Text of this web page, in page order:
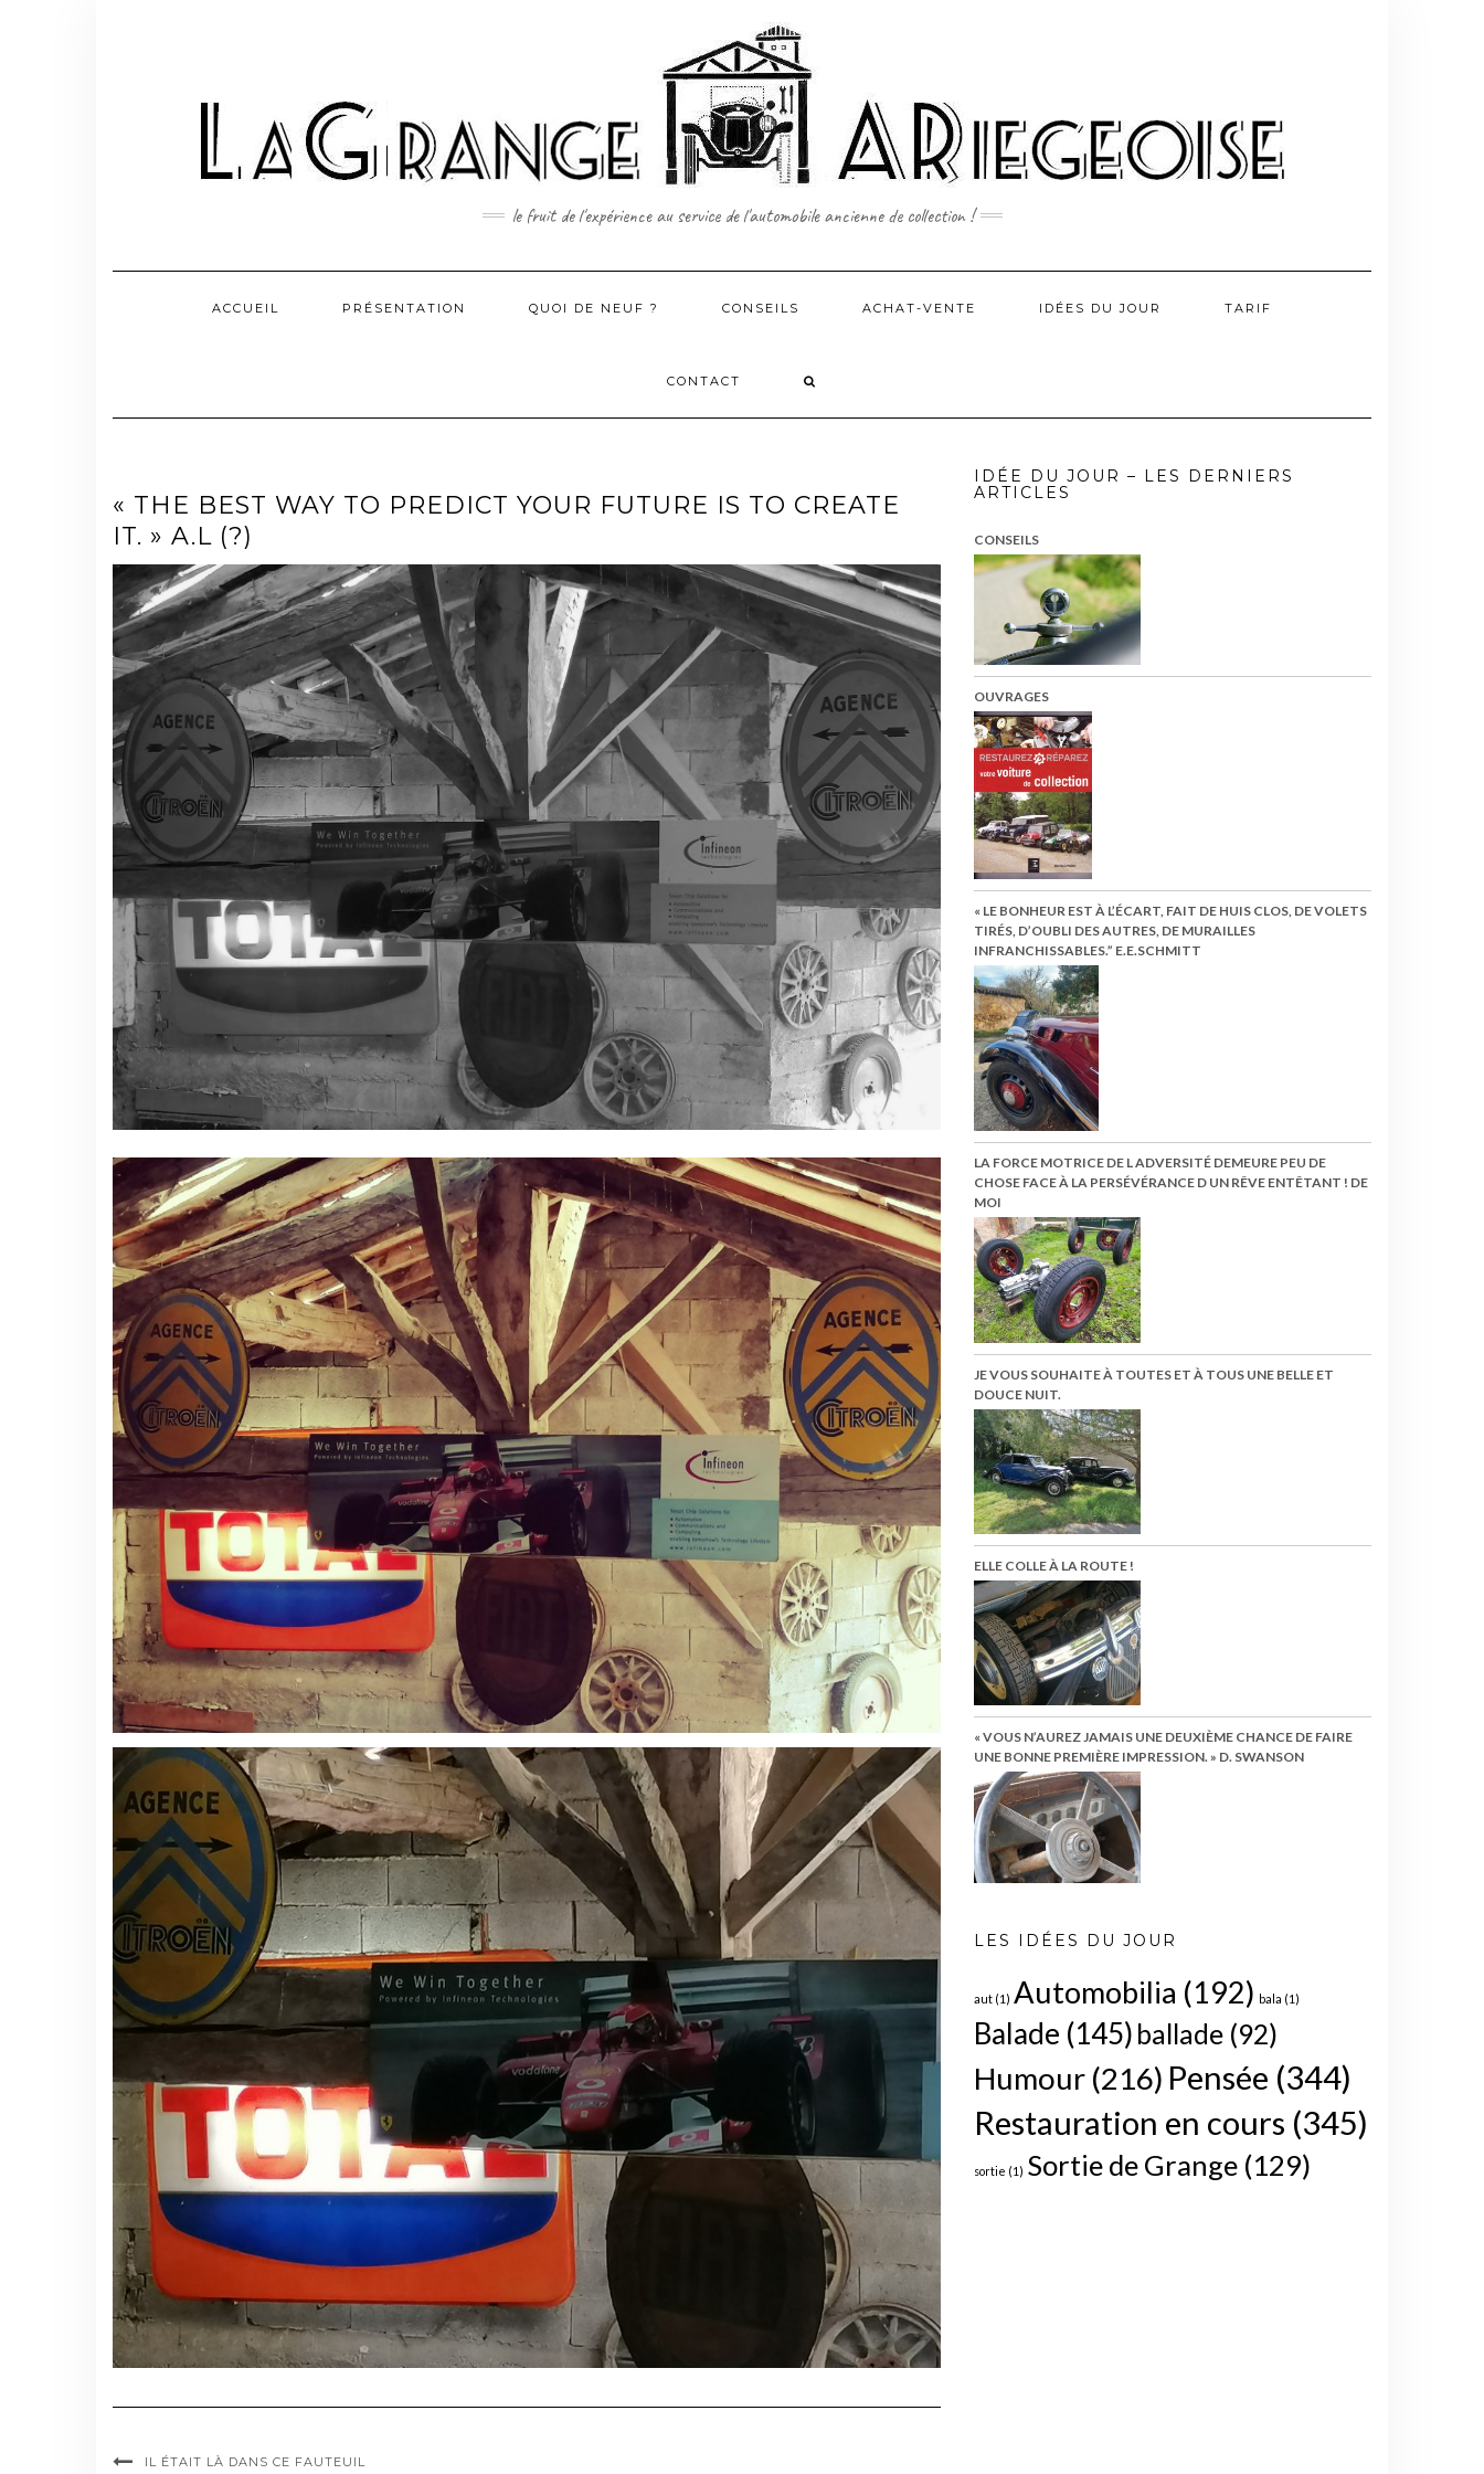
le fruit de l'expérience au service de l'automobile ancienne de collection !
ACCUEIL PRÉSENTATION QUOI DE NEUF ? CONSEILS ACHAT-VENTE IDÉES DU JOUR TARIF
CONTACT
« THE BEST WAY TO PREDICT YOUR FUTURE IS TO CREATE
IT. » A.L (?)
IL ÉTAIT LÀ DANS CE FAUTEUIL
IDÉE DU JOUR – LES DERNIERS
ARTICLES
CONSEILS
OUVRAGES
« LE BONHEUR EST À L’ÉCART, FAIT DE HUIS CLOS, DE VOLETS
TIRÉS, D’OUBLI DES AUTRES, DE MURAILLES
INFRANCHISSABLES.” E.E.SCHMITT
LA FORCE MOTRICE DE L ADVERSITÉ DEMEURE PEU DE
CHOSE FACE À LA PERSÉVÉRANCE D UN RÊVE ENTÊTANT ! DE
MOI
JE VOUS SOUHAITE À TOUTES ET À TOUS UNE BELLE ET
DOUCE NUIT.
ELLE COLLE À LA ROUTE !
« VOUS N’AUREZ JAMAIS UNE DEUXIÈME CHANCE DE FAIRE
UNE BONNE PREMIÈRE IMPRESSION. » D. SWANSON
LES IDÉES DU JOUR
aut (1) Automobilia (192) bala (1)
Balade (145) ballade (92)
Humour (216) Pensée (344)
Restauration en cours (345)
sortie (1) Sortie de Grange (129)